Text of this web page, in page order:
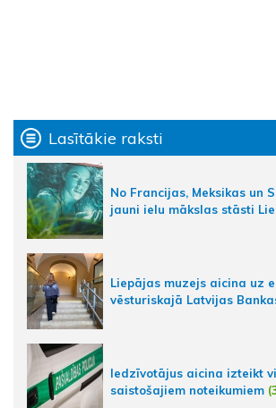
Lasītākie raksti
No Francijas, Meksikas un
jauni ielu mākslas stāsti
Liepājas muzejs aicina uz
vēsturiskajā Latvijas
Iedzīvotājus aicina izteikt
saistošajiem noteikumiem